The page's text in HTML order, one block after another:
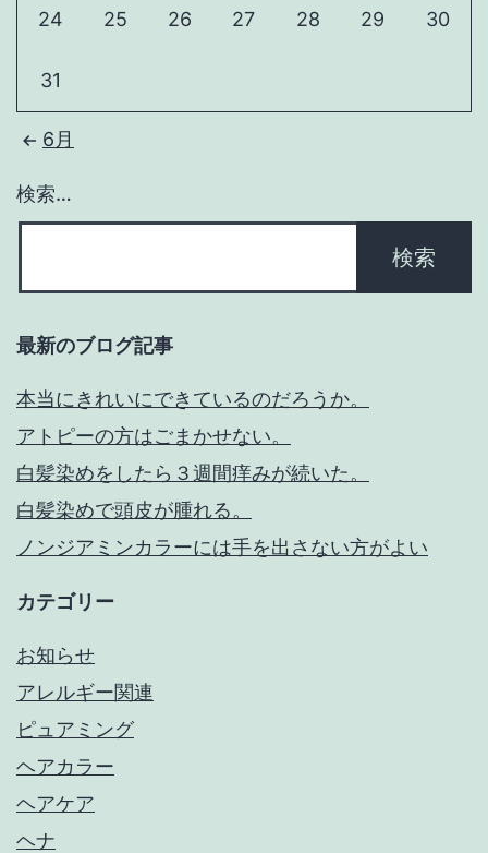
24 25 26 27 28 29 30
31
6月
検索…
最新のブログ記事
本当にきれいにできているのだろうか。
アトピーの方はごまかせない。
白髪染めをしたら３週間痒みが続いた。
白髪染めで頭皮が腫れる。
ノンジアミンカラーには手を出さない方がよい
カテゴリー
お知らせ
アレルギー関連
ピュアミング
ヘアカラー
ヘアケア
ヘナ